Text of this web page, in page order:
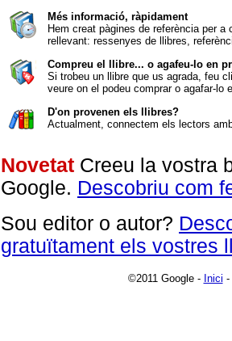
Més informació, ràpidament
Hem creat pàgines de referència per
rellevant: ressenyes de llibres,
Compreu el llibre... o agafeu-lo en
Si trobeu un llibre que us agrada, feu
veure on el podeu comprar o agafar-lo
D'on provenen els llibres?
Actualment, connectem els lectors
Novetat Creeu la vostra
Google. Descobriu com
Sou editor o autor?
gratuïtament els vostres
©2011 Google - Inici -